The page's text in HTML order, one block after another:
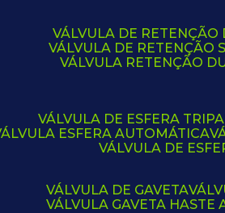
VÁLVULA DE RETENÇÃO
VÁLVULA DE RETENÇÃO
VÁLVULA RETENÇÃO
VÁLVULA DE ESFERA
VÁLVULA ESFERA AUTOMÁTICA
VÁLVULA DE
VÁLVULA DE GAVETA
VÁLVULA GAVETA HASTE